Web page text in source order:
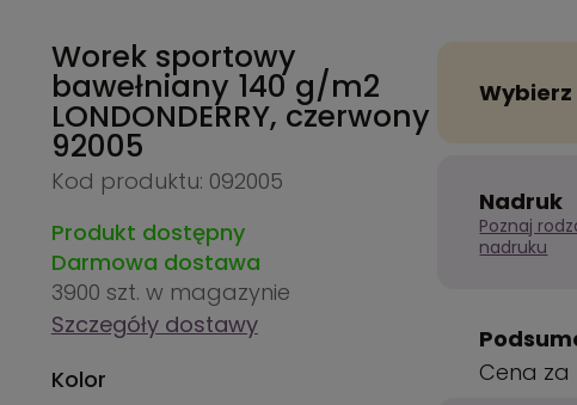
Worek sportowy
bawełniany 140 g/m2
LONDONDERRY, czerwony
92005
Kod produktu: 092005
Produkt dostępny
Darmowa dostawa
3900 szt. w magazynie
Szczegóły dostawy
Kolor
Wybierz
Nadruk
Poznaj
nadruku
Cena za